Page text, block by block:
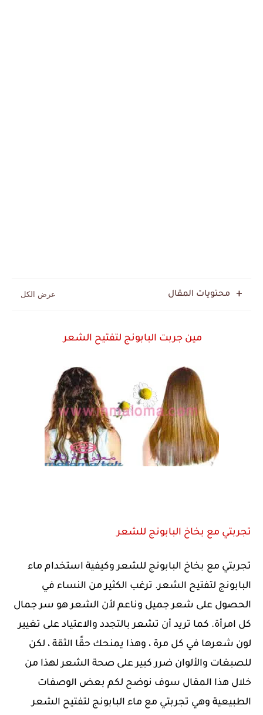
محتويات المقال
مين جربت البابونج لتفتيح الشعر
تجربتي مع بخاخ البابونج للشعر
تجربتي مع بخاخ البابونج للشعر وكيفية استخدام ماء
البابونج لتفتيح الشعر. ترغب الكثير من النساء في
الحصول على شعر جميل وناعم لأن الشعر هو سر جمال
كل امرأة. كما تريد أن تشعر بالتجدد والاعتياد على تغيير
لون شعرها في كل مرة ، وهذا يمنحك حقًا الثقة ، لكن
للصبغات والألوان ضرر كبير على صحة الشعر لهذا من
خلال هذا المقال سوف نوضح لكم بعض الوصفات
الطبيعية وهي تجربتي مع ماء البابونج لتفتيح الشعر